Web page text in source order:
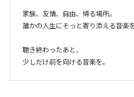
家族、友情、自由、帰る場所。
誰かの人生にそっと寄り添える音楽
聴き終わったあと、
少しだけ前を向ける音楽を。